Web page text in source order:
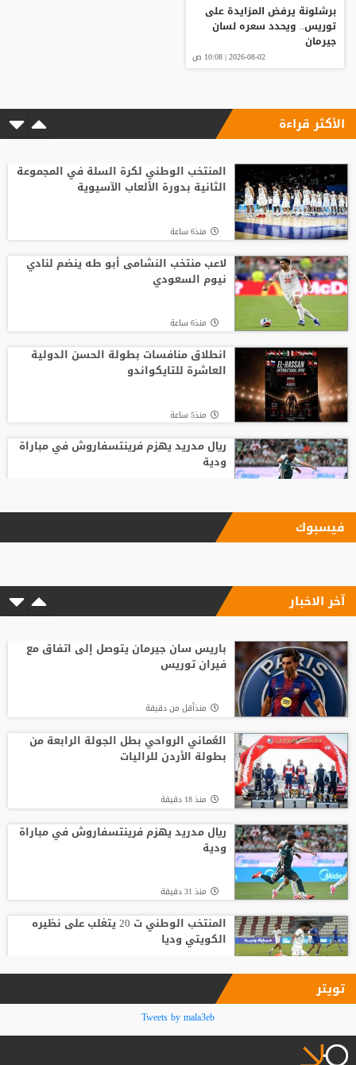
برشلونة يرفض المزايدة على
توريس.. ويحدد سعره لسان
جيرمان
2026-08-02 | 10:08 ص
الأكثر قراءة
المنتخب الوطني لكرة السلة في المجموعة
الثانية بدورة الألعاب الآسيوية
منذ6 ساعة
لاعب منتخب النشامى أبو طه ينضم لنادي
نيوم السعودي
منذ6 ساعة
انطلاق منافسات بطولة الحسن الدولية
العاشرة للتايكواندو
منذ5 ساعة
ريال مدريد يهزم فرينتسفاروش في مباراة
ودية
ليفربول يحسم صفقة أراخو لاعب برشلونة
على أزمة ألفاريز
باريس سان جيرمان يتوصل إلى اتفاق مع
فيران توريس
لوكا زيدان يودع غرناطة ويوقع لناد إسباني
جديد
فيسبوك
آخر الاخبار
باريس سان جيرمان يتوصل إلى اتفاق مع
فيران توريس
منذأقل من دقيقة
العُماني الرواحي بطل الجولة الرابعة من
بطولة الأردن للراليات
منذ 18 دقيقة
ريال مدريد يهزم فرينتسفاروش في مباراة
ودية
منذ 31 دقيقة
المنتخب الوطني ت 20 يتغلب على نظيره
الكويتي وديا
استقالة على طاولة مؤقتة الفيصلي..
الحوراني يطلب مغادرة اللجنة
تويتر
Tweets by mala3eb